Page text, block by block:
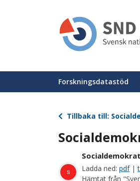
Huvudmeny
Forskningsdatastöd
Tillbaka till:
s Ladda ned: pdf|
Hämtat från